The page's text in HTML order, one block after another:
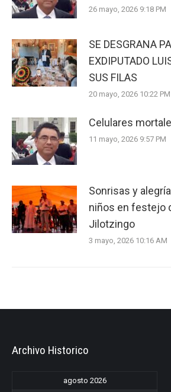
26 mayo, 2026 9:18 PM
SE DESGRANA
EXDIPUTADO
SUS FILAS
20 mayo, 2026 10:22 PM
Celulares
11 mayo, 2026 9:57 PM
Sonrisas y
niños en festejo
Jilotzingo
3 mayo, 2026 10:16 AM
Archivo Historico
agosto 2026